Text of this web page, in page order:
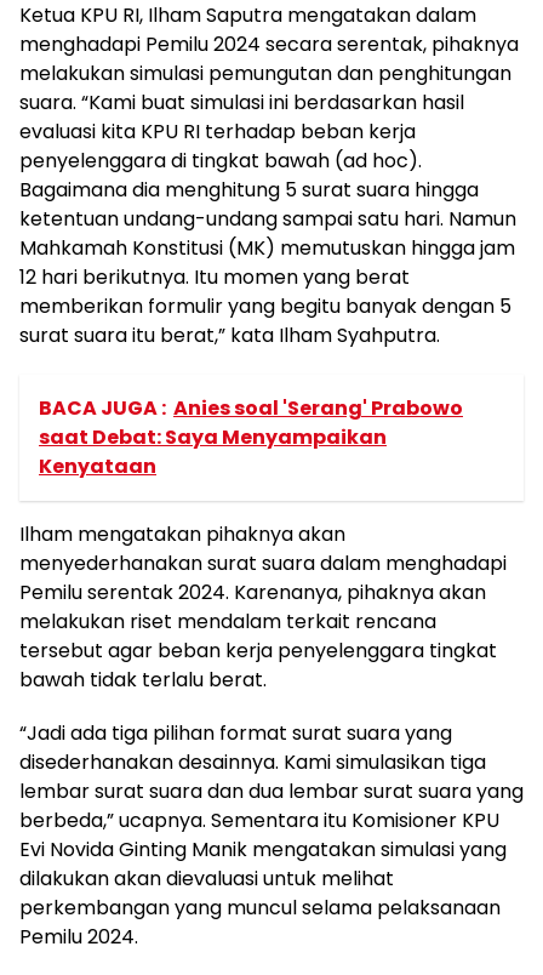
Ketua KPU RI, Ilham Saputra mengatakan dalam
menghadapi Pemilu 2024 secara serentak, pihaknya
melakukan simulasi pemungutan dan penghitungan
suara. “Kami buat simulasi ini berdasarkan hasil
evaluasi kita KPU RI terhadap beban kerja
penyelenggara di tingkat bawah (ad hoc).
Bagaimana dia menghitung 5 surat suara hingga
ketentuan undang-undang sampai satu hari. Namun
Mahkamah Konstitusi (MK) memutuskan hingga jam
12 hari berikutnya. Itu momen yang berat
memberikan formulir yang begitu banyak dengan 5
surat suara itu berat,” kata Ilham Syahputra.
BACA JUGA : Anies soal 'Serang' Prabowo
saat Debat: Saya Menyampaikan
Kenyataan
Ilham mengatakan pihaknya akan
menyederhanakan surat suara dalam menghadapi
Pemilu serentak 2024. Karenanya, pihaknya akan
melakukan riset mendalam terkait rencana
tersebut agar beban kerja penyelenggara tingkat
bawah tidak terlalu berat.
“Jadi ada tiga pilihan format surat suara yang
disederhanakan desainnya. Kami simulasikan tiga
lembar surat suara dan dua lembar surat suara yang
berbeda,” ucapnya. Sementara itu Komisioner KPU
Evi Novida Ginting Manik mengatakan simulasi yang
dilakukan akan dievaluasi untuk melihat
perkembangan yang muncul selama pelaksanaan
Pemilu 2024.